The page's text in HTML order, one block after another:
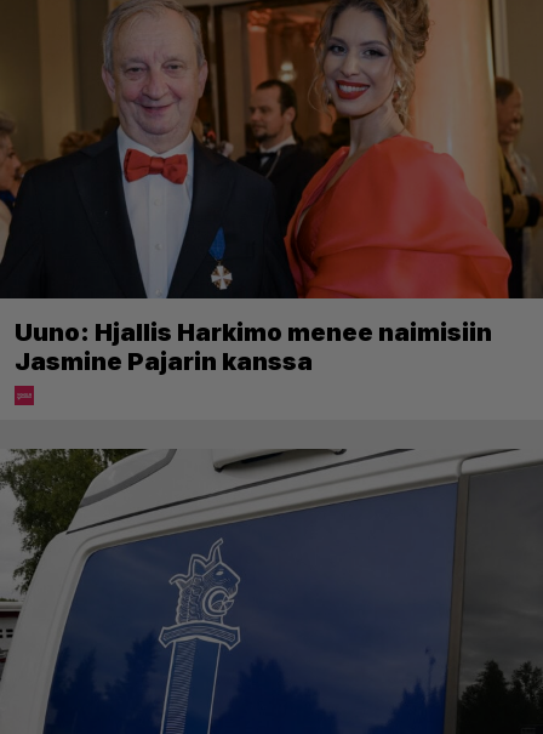
Uuno: Hjallis Harkimo menee naimisiin
Jasmine Pajarin kanssa